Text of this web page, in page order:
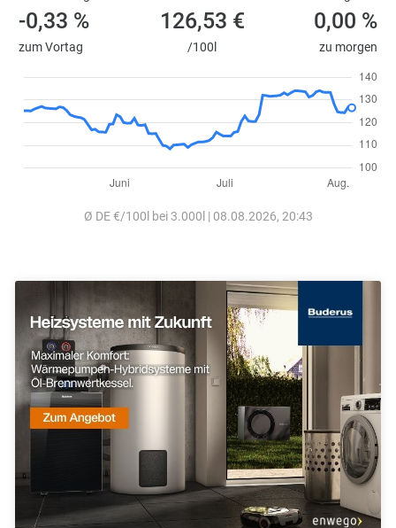
-0,33 %
zum Vortag
126,53 €
/100l
0,00 %
zu morgen
Ø DE €/100l bei 3.000l | 08.08.2026, 20:43